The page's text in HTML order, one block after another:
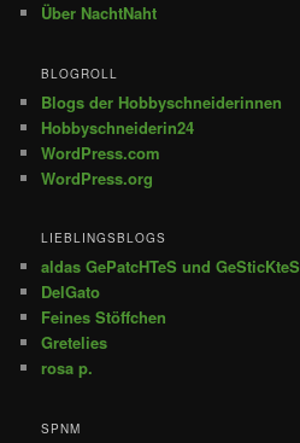
Über NachtNaht
BLOGROLL
Blogs der Hobbyschneiderinnen
Hobbyschneiderin24
WordPress.com
WordPress.org
LIEBLINGSBLOGS
aldas GePatcHTeS und GeSticKteS
DelGato
Feines Stöffchen
Gretelies
rosa p.
SPNM